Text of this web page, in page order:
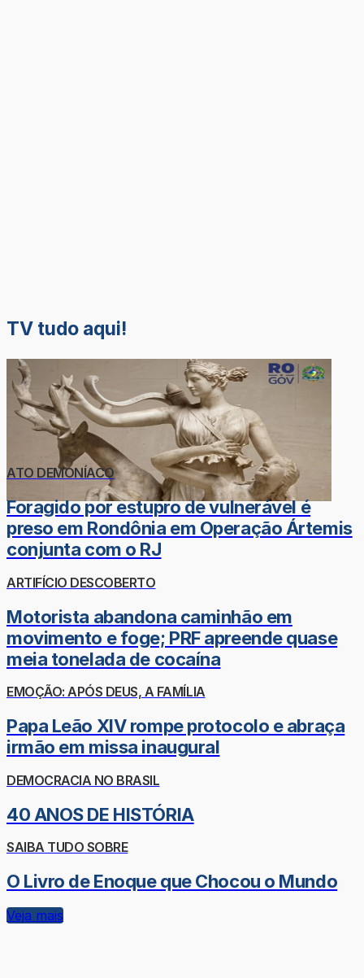
TV tudo aqui!
ATO DEMONÍACO
Foragido por estupro de vulnerável é
preso em Rondônia em Operação Ártemis
conjunta com o RJ
ARTIFÍCIO DESCOBERTO
Motorista abandona caminhão em
movimento e foge; PRF apreende quase
meia tonelada de cocaína
EMOÇÃO: APÓS DEUS, A FAMÍLIA
Papa Leão XIV rompe protocolo e abraça
irmão em missa inaugural
DEMOCRACIA NO BRASIL
40 ANOS DE HISTÓRIA
SAIBA TUDO SOBRE
O Livro de Enoque que Chocou o Mundo
Veja mais